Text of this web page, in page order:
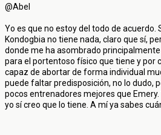
@Abel
Yo es que no estoy del todo de acuerdo.
Kondogbia no tiene nada, claro que sí,
donde me ha asombrado principalmente
para el portentoso físico que tiene y por
capaz de abortar de forma individual
puede faltar predisposición, no lo dudo,
pocos entrenadores mejores que Emery.
yo sí creo que lo tiene. A mí ya sabes